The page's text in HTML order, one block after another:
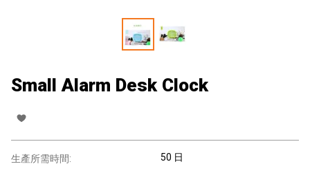
Small Alarm Desk Clock
生產所需時間: 50 日